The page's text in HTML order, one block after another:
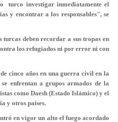
turco investigar inmediatamente el
y encontrar a los responsables", se
deben recordar a sus tropas en
los refugiados ni por error ni con
cinco años en una guerra civil en la
enfrentan a grupos armados de la
como Daesh (Estado Islámico) y el
y otros países.
en vigor un alto el fuego acordado